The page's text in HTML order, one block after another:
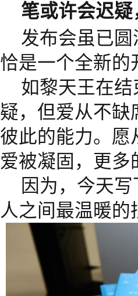
笔或许会迟
发布会虽已
恰是一个全新的
如黎天王在
疑，但爱从不缺
彼此的能力。愿
爱被凝固，更多
因为，今天
人之间最温暖的